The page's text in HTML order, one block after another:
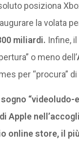
posiziona
la volata
miliardi. Infine,
o meno dell’
per “procura”
Apple
online store, il